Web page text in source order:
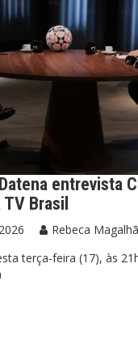
entrevista
Brasil
Rebeca
terça-feira (17), às